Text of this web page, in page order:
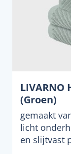
LIVARNO
(Groen)
gemaakt
licht
en slijtvast